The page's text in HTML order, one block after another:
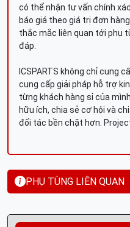
có thể nhận tư vấn chính
báo giá theo giá trị đơn
thắc mắc liên quan tới phụ
đáp.
ICSPARTS không chỉ cung
cung cấp giải pháp hỗ trợ
từng khách hàng sỉ của
hữu ích, chia sẻ cơ hội và
đối tác bền chặt hơn.
PHỤ TÙNG LIÊN QUAN